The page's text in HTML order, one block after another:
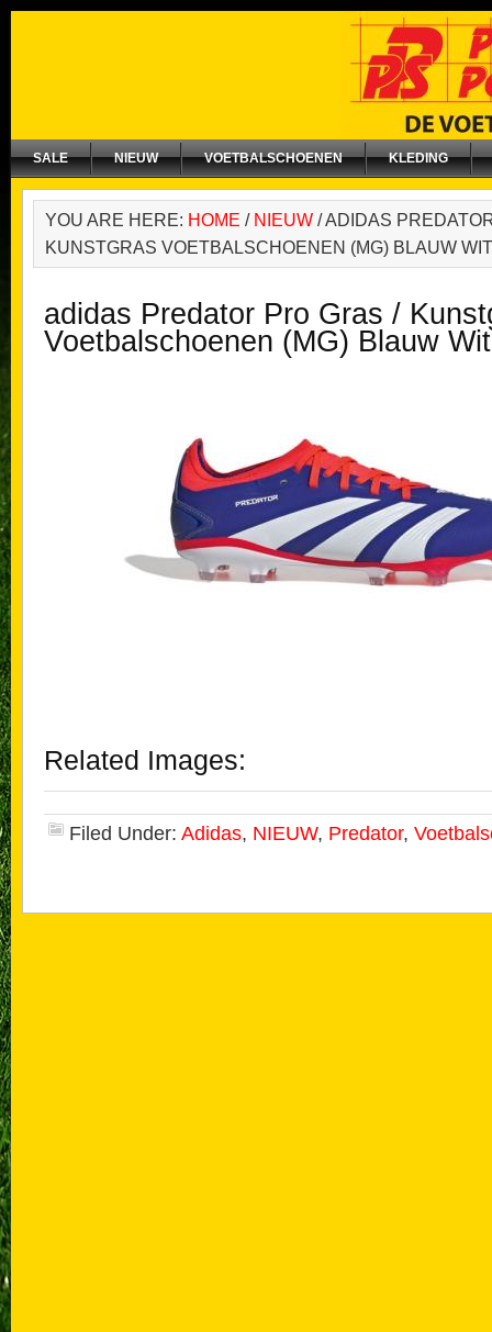
SALE NIEUW VOETBALSCHOENEN KLEDING
YOU ARE HERE: HOME / NIEUW /ADIDAS
KUNSTGRAS VOETBALSCHOENEN (MG) BLAUW
adidas Predator Pro Gras /
Voetbalschoenen (MG) Blauw
Related Images:
Filed Under: Adidas, NIEUW, Predator,